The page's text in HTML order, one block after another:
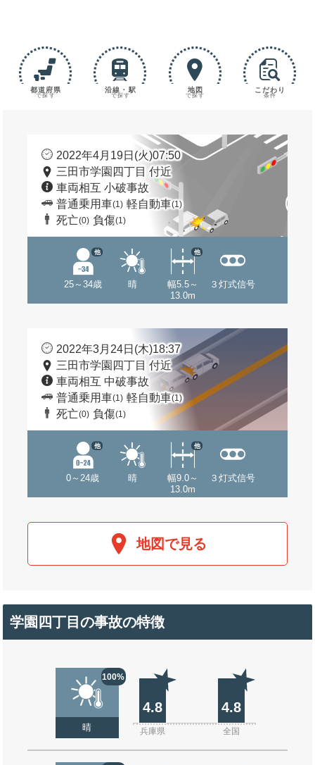
都道府県
で探す
沿線・駅
で探す
地図
で探す
こだわり
条件
2022年4月19日(火)07:50
三田市学園四丁目 付近
車両相互 小破事故
普通乗用車(1) 軽自動車(1)
死亡(0) 負傷(1)
25～34歳
他
晴
幅5.5～
13.0m
他
３灯式信号
2022年3月24日(木)18:37
三田市学園四丁目 付近
車両相互 中破事故
普通乗用車(1) 軽自動車(1)
死亡(0) 負傷(1)
0～24歳
他
晴
幅9.0～
13.0m
他
３灯式信号
地図で見る
学園四丁目の事故の特徴
100%
晴
4.8 4.8
兵庫県 全国